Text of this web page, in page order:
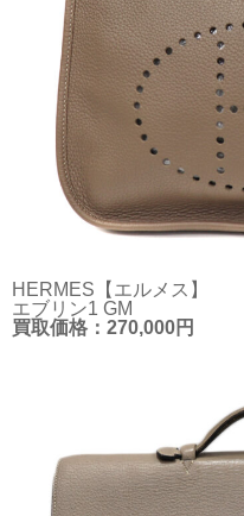
HERMES【エルメス】
エブリン1 GM
買取価格：270,000円